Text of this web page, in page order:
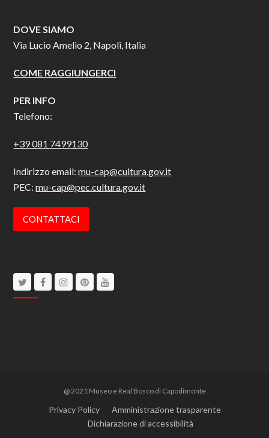
DOVE SIAMO
Via Lucio Amelio 2, Napoli, Italia
COME RAGGIUNGERCI
PER INFO
Telefono:
+39 081 7499130
Indirizzo email:mu-cap@cultura.gov.it
PEC:mu-cap@pec.cultura.gov.it
CONTATTACI
TwitterFacebookInstagram
Pinterest
@ 2021 Museo e Real Bosco di Capodimonte
Privacy Policy
Amministrazione trasparente
Dichiarazione di accessibilità